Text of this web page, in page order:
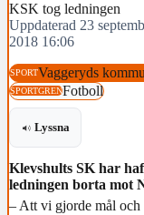
KSK tog ledningen
Uppdaterad 23
2018 16:06
SPORTVaggeryds
SPORTGRENFotboll
Lyssna
Klevshults SK har
ledningen borta mot
– Att vi gjorde mål och